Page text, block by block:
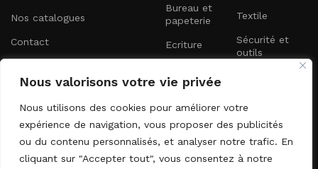
Nous valorisons votre vie privée
Nous utilisons des cookies pour améliorer votre
expérience de navigation, vous proposer des publicités
ou du contenu personnalisés, et analyser notre trafic. En
cliquant sur "Accepter tout", vous consentez à notre
Nos catalogues
Contact
Bureau et
papeterie
Ecriture
quotidienne
Textile
Sécurité et
outils
Lettre d'information
Abonnez-vous à notre newsletter pour recevoir les dernières
nouveautés directement dans votre boîte e-mail.